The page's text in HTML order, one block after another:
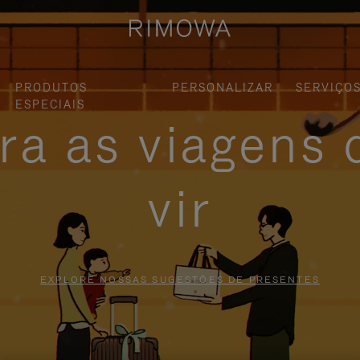
PRODUTOS
ESPECIAIS
PERSONALIZAR
as viagens
vir
EXPLORE NOSSAS SUGESTÕES DE PRESENTES